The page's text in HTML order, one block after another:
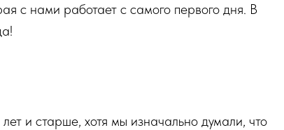
с нами работает с самого первого дня. В
и старше, хотя мы изначально думали, что